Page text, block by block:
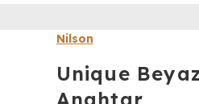
Nilson
Unique
Anahtar